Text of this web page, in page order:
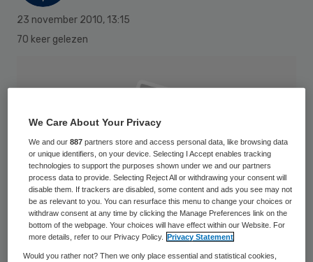
23 november 2010, 13:15
70 keer gelezen
We Care About Your Privacy
We and our887 partners store and access personal data, like browsing data
or unique identifiers, on your device. Selecting I Accept enables tracking
technologies to support the purposes shown under we and our partners
process data to provide. Selecting Reject All or withdrawing your consent will
disable them. If trackers are disabled, some content and ads you see may not
be as relevant to you. You can resurface this menu to change your choices or
withdraw consent at any time by clicking the Manage Preferences link on the
bottom of the webpage. Your choices will have effect within our Website. For
more details, refer to our Privacy Policy.
Privacy Statement
Would you rather not? Then we only place essential and statistical cookies,